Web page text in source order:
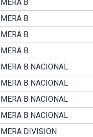
B
B
B
B
B NACIONAL
B NACIONAL
B NACIONAL
B NACIONAL
DIVISION